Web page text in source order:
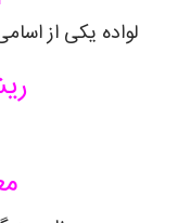
لواده یکی از